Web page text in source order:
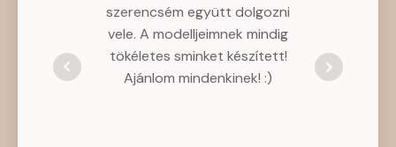
szerencsém együtt dolgozni
vele. A modelljeimnek mindig
tökéletes sminket készített!
Ajánlom mindenkinek! :)